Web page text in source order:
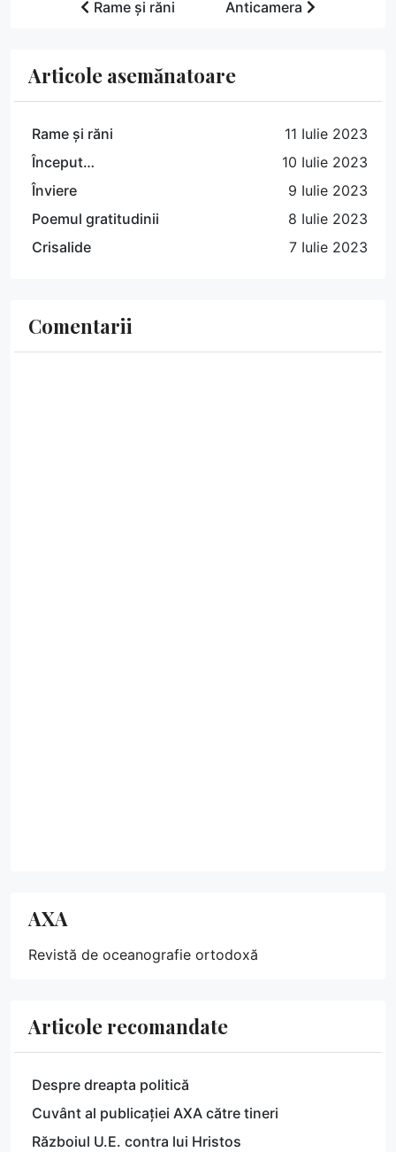
Rame și răni Anticamera
Articole asemănatoare
Rame și răni
11 Iulie 2023
Început…
10 Iulie 2023
Înviere
9 Iulie 2023
Poemul gratitudinii
8 Iulie 2023
Crisalide
7 Iulie 2023
Comentarii
AXA
Revistă de oceanografie ortodoxă
Articole recomandate
Despre dreapta politică
Cuvânt al publicației AXA către tineri
Războiul U.E. contra lui Hristos